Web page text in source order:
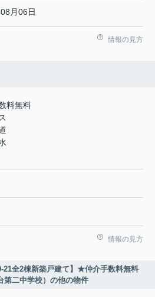
月06日
情報の見方
料無料
情報の見方
21全2棟新築戸建て】★仲介手数料無料
二中学校）の他の物件